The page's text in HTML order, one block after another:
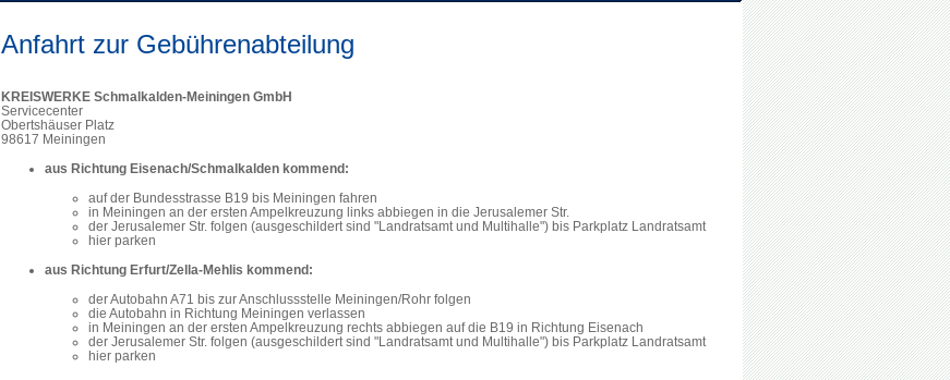
Anfahrt zur Gebührenabteilung
KREISWERKE Schmalkalden-Meiningen GmbH
Servicecenter
Obertshäuser Platz
98617 Meiningen
aus Richtung Eisenach/Schmalkalden kommend:
auf der Bundesstrasse B19 bis Meiningen fahren
in Meiningen an der ersten Ampelkreuzung links abbiegen in die Jerusalemer Str.
der Jerusalemer Str. folgen (ausgeschildert sind "Landratsamt und Multihalle") bis Parkplatz Landratsamt
hier parken
aus Richtung Erfurt/Zella-Mehlis kommend:
der Autobahn A71 bis zur Anschlussstelle Meiningen/Rohr folgen
die Autobahn in Richtung Meiningen verlassen
in Meiningen an der ersten Ampelkreuzung rechts abbiegen auf die B19 in Richtung Eisenach
der Jerusalemer Str. folgen (ausgeschildert sind "Landratsamt und Multihalle") bis Parkplatz Landratsamt
hier parken